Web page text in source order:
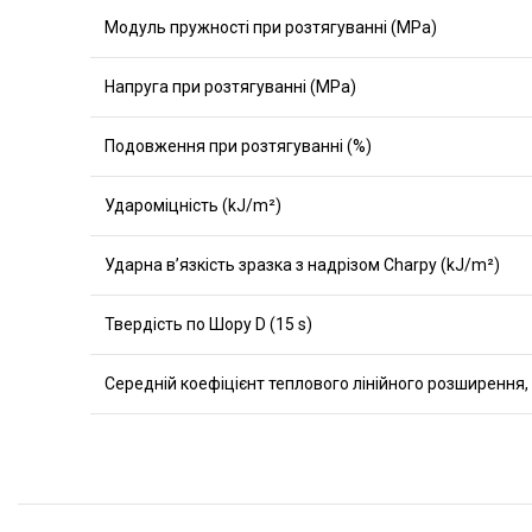
Модуль пружності при розтягуванні (MPa)
Напруга при розтягуванні (MPa)
Подовження при розтягуванні (%)
Удароміцність (kJ/m²)
Ударна в’язкість зразка з надрізом Charpy (kJ/m²)
Твердість по Шору D (15 s)
Середній коефіцієнт теплового лінійного розширення,